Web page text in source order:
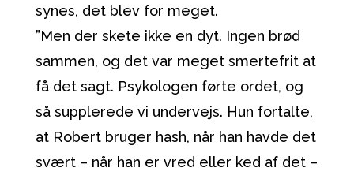
synes, det blev for meget.
”Men der skete ikke en dyt. Ingen brød
sammen, og det var meget smertefrit at
få det sagt. Psykologen førte ordet, og
så supplerede vi undervejs. Hun fortalte,
at Robert bruger hash, når han havde det
svært – når han er vred eller ked af det –